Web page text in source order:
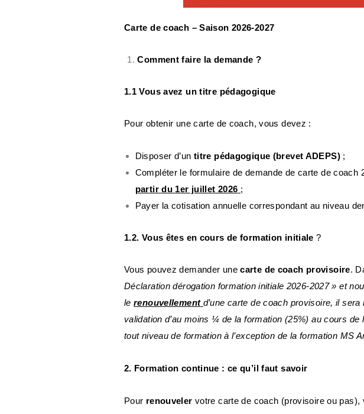
Carte de coach – Saison 2026-2027
Comment faire la demande ?
1.1 Vous avez un titre pédagogique
Pour obtenir une carte de coach, vous devez :
Disposer d’un titre pédagogique (brevet ADEPS);
Compléter le formulaire de demande de carte de coach
partir du 1er juillet 2026 ;
Payer la cotisation annuelle correspondant au niveau
1.2. Vous êtes en cours de formation initiale ?
Vous pouvez demander unecarte de coach provisoire.
Déclaration dérogation formation initiale 2026-2027 » et
le renouvellement d’une carte de coach provisoire, il
validation d’au moins ¼ de la formation (25%) au cours
tout niveau de formation à l’exception de la formation MS
2. Formation continue : ce qu’il faut savoir
Pour renouveler votre carte de coach (provisoire ou pas),